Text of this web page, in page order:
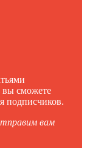
вы сможете
подписчиков.
вам